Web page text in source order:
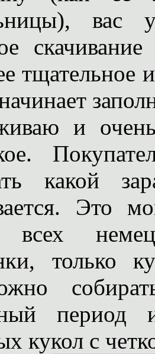
вас
тщательное
и
какой
Это
всех
только
период
кукол с